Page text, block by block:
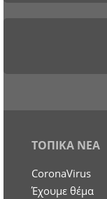
ΤΟΠΙΚΑ ΝΕΑ
CoronaVirus
Έχουμε θέμα